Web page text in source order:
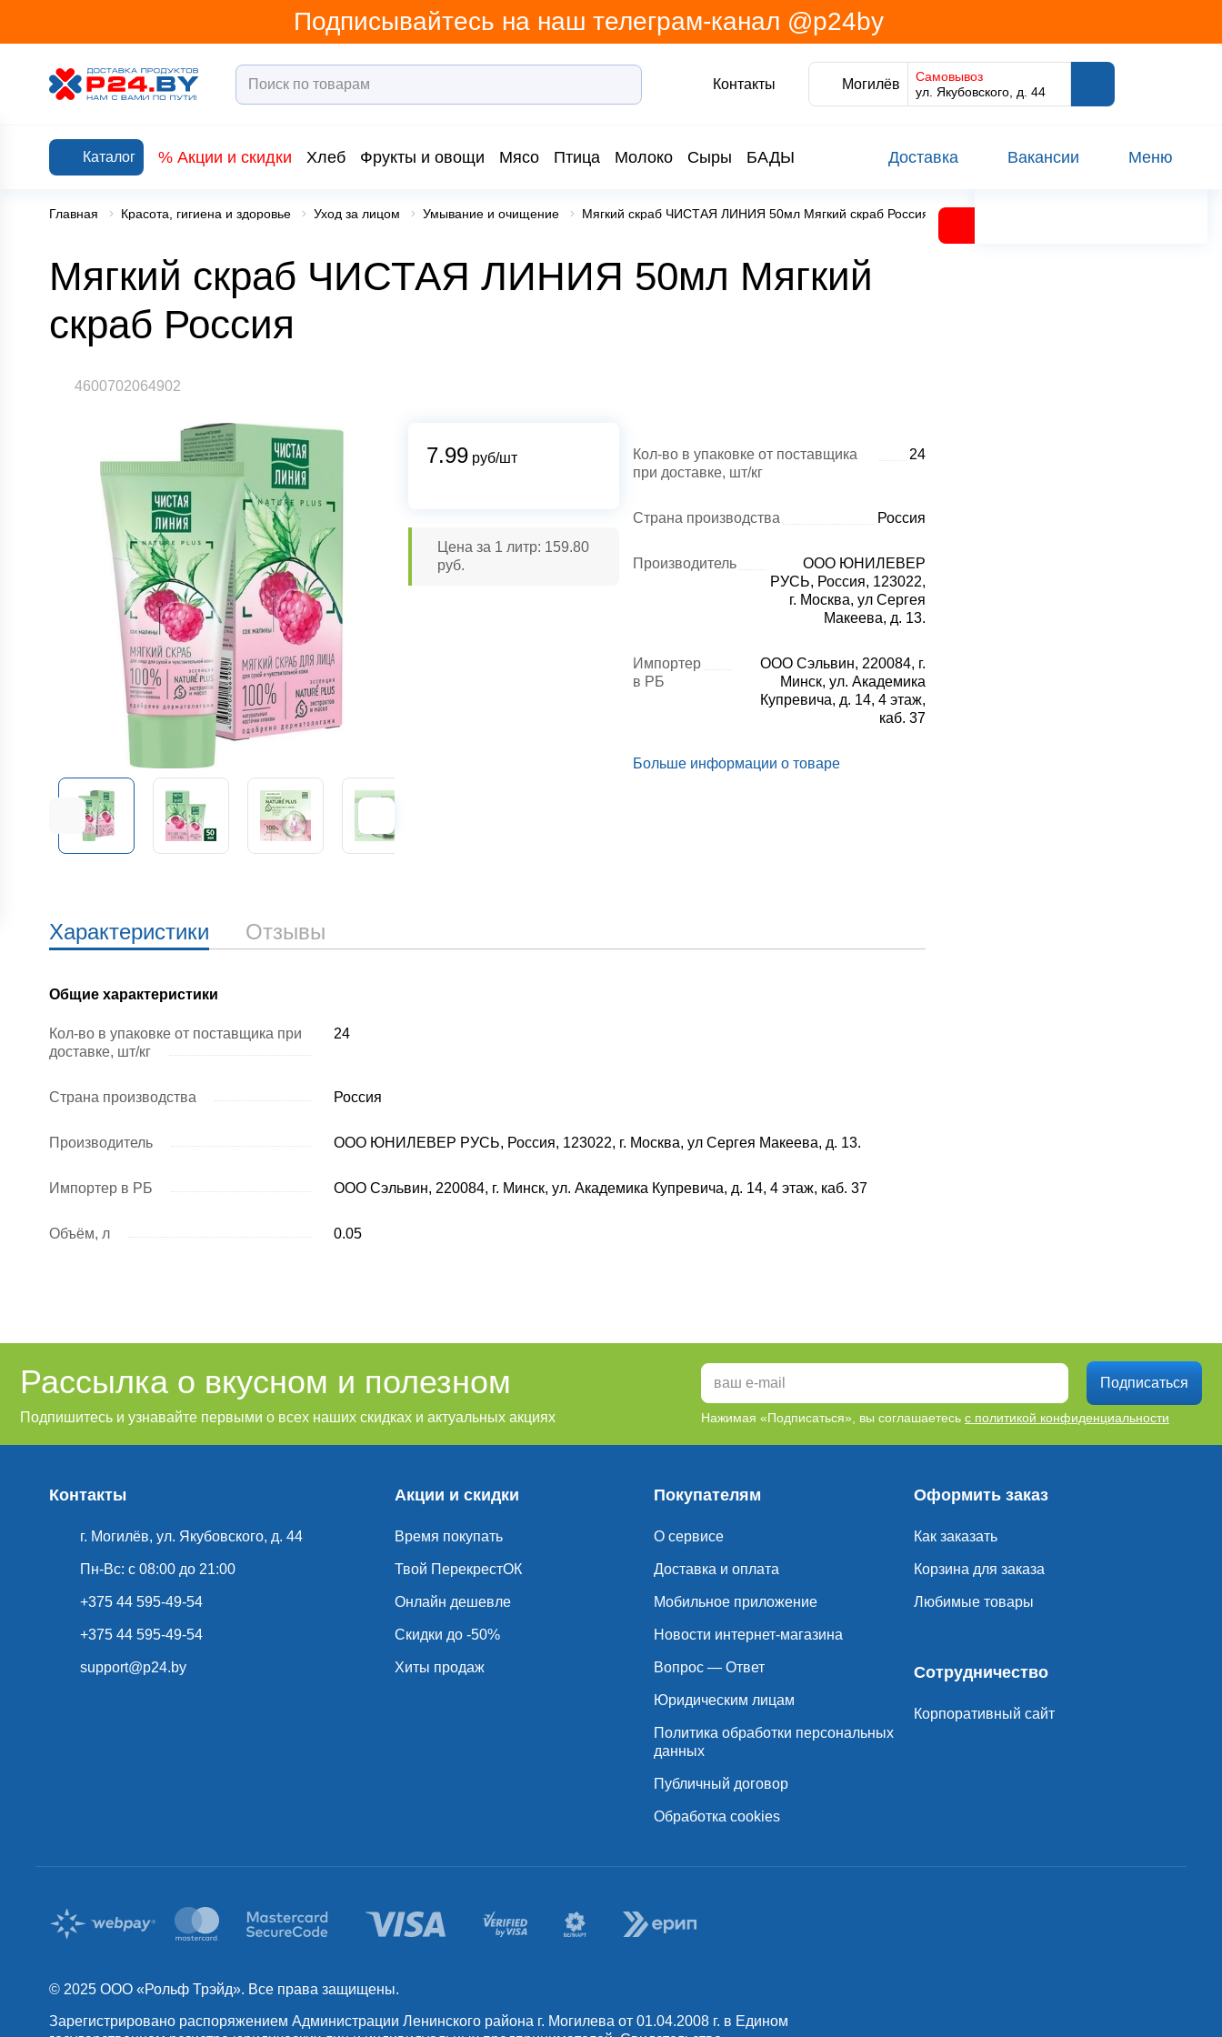
Подписывайтесь на наш телеграм-канал @p24by
Контакты Могилёв
Самовывоз
ул. Якубовского, д. 44
Каталог % Акции и скидки Хлеб Фрукты и овощи Мясо Птица Молоко Сыры БАДЫ Доставка Вакансии Меню
Главная Красота, гигиена и здоровье Уход за лицом Умывание и очищение Мягкий скраб ЧИСТАЯ ЛИНИЯ 50мл Мягкий скраб Россия
Мягкий скраб ЧИСТАЯ ЛИНИЯ 50мл Мягкий
скраб Россия
4600702064902
7.99 руб/шт
Цена за 1 литр: 159.80
руб.
Характеристики Отзывы
Общие характеристики
Кол-во в упаковке от поставщика при
доставке, шт/кг
24
Страна производства Россия
Производитель ООО ЮНИЛЕВЕР РУСЬ, Россия, 123022, г. Москва, ул Сергея Макеева, д. 13.
Импортер в РБ ООО Сэльвин, 220084, г. Минск, ул. Академика Купревича, д. 14, 4 этаж, каб. 37
Объём, л 0.05
Кол-во в упаковке от поставщика
при доставке, шт/кг
24
Страна производства Россия
Производитель
ООО ЮНИЛЕВЕР
РУСЬ, Россия, 123022,
г. Москва, ул Сергея
Макеева, д. 13.
Импортер
в РБ
ООО Сэльвин, 220084, г.
Минск, ул. Академика
Купревича, д. 14, 4 этаж,
каб. 37
Больше информации о товаре
Рассылка о вкусном и полезном
Подпишитесь и узнавайте первыми о всех наших скидках и актуальных акциях
Подписаться
Нажимая «Подписаться», вы соглашаетесь с политикой конфиденциальности
Контакты
г. Могилёв, ул. Якубовского, д. 44
Пн-Вс: с 08:00 до 21:00
+375 44 595-49-54
+375 44 595-49-54
support@p24.by
Акции и скидки
Время покупать
Твой ПерекрестОК
Онлайн дешевле
Скидки до -50%
Хиты продаж
Покупателям
О сервисе
Доставка и оплата
Мобильное приложение
Новости интернет-магазина
Вопрос — Ответ
Юридическим лицам
Политика обработки персональных
данных
Публичный договор
Обработка cookies
Оформить заказ
Как заказать
Корзина для заказа
Любимые товары
Сотрудничество
Корпоративный сайт
© 2025 OOO «Рольф Трэйд». Все права защищены.
Зарегистрировано распоряжением Администрации Ленинского района г. Могилева от 01.04.2008 г. в Едином